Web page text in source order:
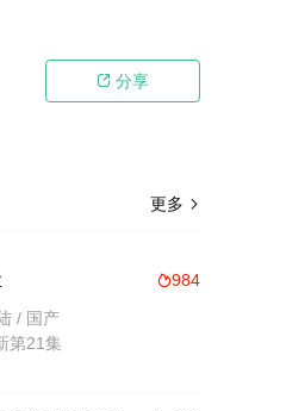
 分享
更多 
984
/ 国产
第21集